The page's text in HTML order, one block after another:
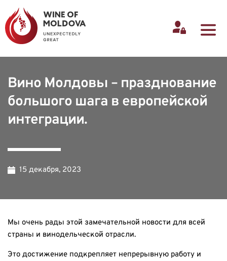
Вино Молдовы – празднование
большого шага в европейской
интеграции.
15 декабря, 2023
Мы очень рады этой замечательной новости для всей
страны и винодельческой отрасли.
Это достижение подкрепляет непрерывную работу и